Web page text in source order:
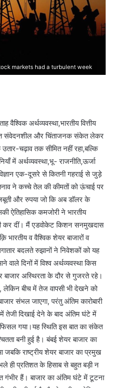
markets had a turbulent week
अर्थव्यवस्था,भारतीय वित्तीय
संवेदनशील और चिंताजनक संकेत लेकर
चढ़ाव तक सीमित नहीं रहा,बल्कि
में अर्थव्यवस्था,भू- राजनीति,ऊर्जा
एक-दूसरे से कितनी गहराई से जुड़े
ने कच्चे तेल की कीमतों को ऊंचाई पर
और रुपया जो कि अब डॉलर के
ऐतिहासिक कमजोरी ने भारतीय
कर दीं। मैं एडवोकेट किशन सनमुखदास
भारतीय व वैश्विक शेयर बाजारों व
बदलते रुझानों ने निवेशकों को यह
दिनों में विश्व अर्थव्यवस्था किस
बाजार अस्थिरता के दौर से गुजरते रहे।
बीच में तेज वापसी भी देखने को
संभल जाएगा, परंतु अंतिम कारोबारी
तेजी दिखाई देने के बाद अंतिम घंटे में
गया।यह स्थिति इस बात का संकेत
बनी हुई है। बंबई शेयर बाजार का
राष्ट्रीय शेयर बाजार का प्रमुख
ही प्रतिशत के हिसाब से बहुत बड़ी न
हैं। बाजार का अंतिम घंटे में टूटना